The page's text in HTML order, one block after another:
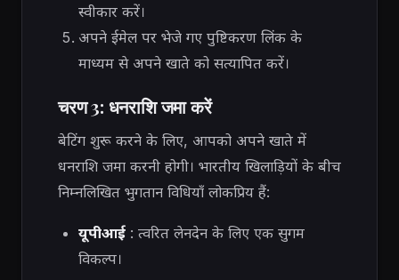
स्वीकार करें।
अपने ईमेल पर भेजे गए पुष्टिकरण लिंक के
माध्यम से अपने खाते को सत्यापित करें।
चरण 3: धनराशि जमा करें
बेटिंग शुरू करने के लिए, आपको अपने खाते में
धनराशि जमा करनी होगी। भारतीय खिलाड़ियों के बीच
निम्नलिखित भुगतान विधियाँ लोकप्रिय हैं:
यूपीआई: त्वरित लेनदेन के लिए एक सुगम
विकल्प।